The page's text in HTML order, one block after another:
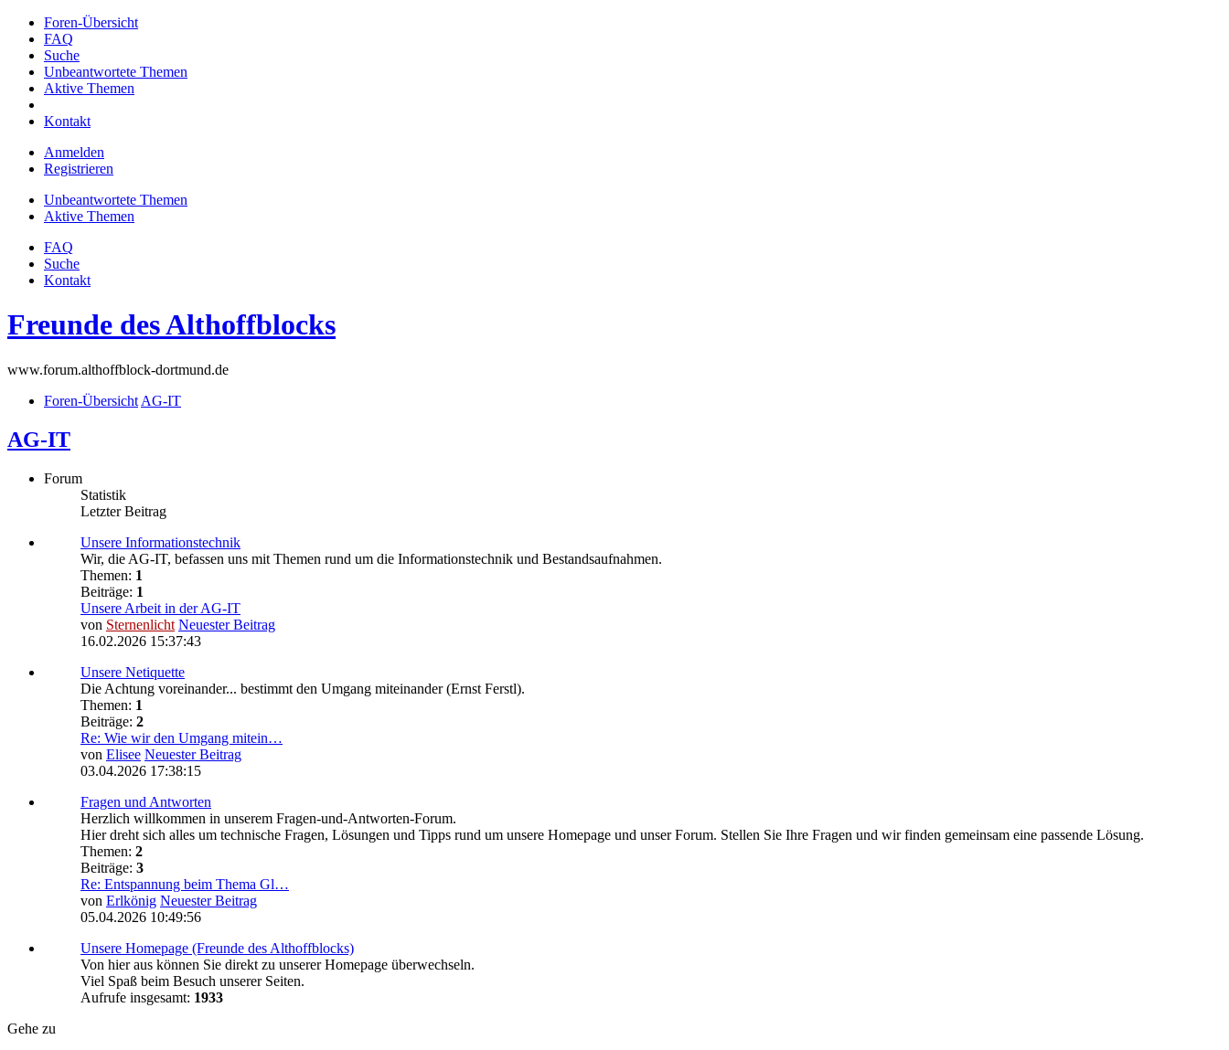
Foren-Übersicht
FAQ
Suche
Unbeantwortete Themen
Aktive Themen
Kontakt
Anmelden
Registrieren
Unbeantwortete Themen
Aktive Themen
FAQ
Suche
Kontakt
Freunde des Althoffblocks
www.forum.althoffblock-dortmund.de
Foren-Übersicht AG-IT
AG-IT
Forum
Statistik
Letzter Beitrag
Unsere Informationstechnik
Wir, die AG-IT, befassen uns mit Themen rund um die Informationstechnik und Bestandsaufnahmen.
Themen: 1
Beiträge: 1
Unsere Arbeit in der AG-IT
von Sternenlicht Neuester Beitrag
16.02.2026 15:37:43
Unsere Netiquette
Die Achtung voreinander... bestimmt den Umgang miteinander (Ernst Ferstl).
Themen: 1
Beiträge: 2
Re: Wie wir den Umgang mitein…
von Elisee Neuester Beitrag
03.04.2026 17:38:15
Fragen und Antworten
Herzlich willkommen in unserem Fragen-und-Antworten-Forum.
Hier dreht sich alles um technische Fragen, Lösungen und Tipps rund um unsere Homepage und unser Forum. Stellen Sie Ihre Fragen und wir finden gemeinsam eine passende Lösung.
Themen: 2
Beiträge: 3
Re: Entspannung beim Thema Gl…
von Erlkönig Neuester Beitrag
05.04.2026 10:49:56
Unsere Homepage (Freunde des Althoffblocks)
Von hier aus können Sie direkt zu unserer Homepage überwechseln.
Viel Spaß beim Besuch unserer Seiten.
Aufrufe insgesamt: 1933
Gehe zu